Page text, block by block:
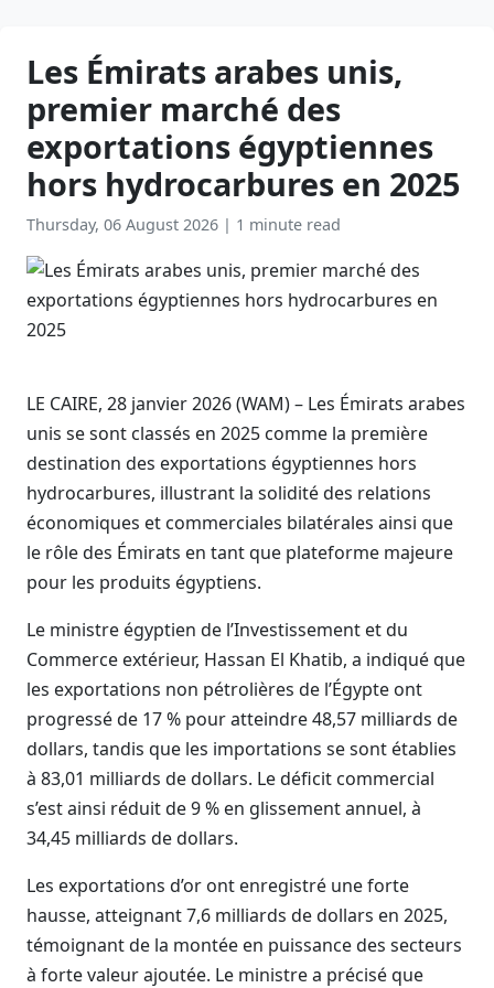
Les Émirats arabes unis,
premier marché des
exportations égyptiennes
hors hydrocarbures en 2025
Thursday, 06 August 2026 | 1 minute read
LE CAIRE, 28 janvier 2026 (WAM) – Les Émirats arabes
unis se sont classés en 2025 comme la première
destination des exportations égyptiennes hors
hydrocarbures, illustrant la solidité des relations
économiques et commerciales bilatérales ainsi que
le rôle des Émirats en tant que plateforme majeure
pour les produits égyptiens.
Le ministre égyptien de l’Investissement et du
Commerce extérieur, Hassan El Khatib, a indiqué que
les exportations non pétrolières de l’Égypte ont
progressé de 17 % pour atteindre 48,57 milliards de
dollars, tandis que les importations se sont établies
à 83,01 milliards de dollars. Le déficit commercial
s’est ainsi réduit de 9 % en glissement annuel, à
34,45 milliards de dollars.
Les exportations d’or ont enregistré une forte
hausse, atteignant 7,6 milliards de dollars en 2025,
témoignant de la montée en puissance des secteurs
à forte valeur ajoutée. Le ministre a précisé que